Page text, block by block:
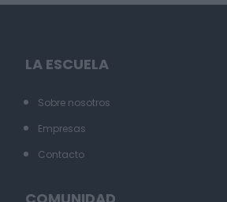
LA ESCUELA
Sobre nosotros
Empresas
Contacto